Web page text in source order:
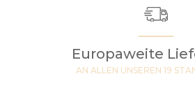
Europaweite
AN ALLEN UNSEREN 19